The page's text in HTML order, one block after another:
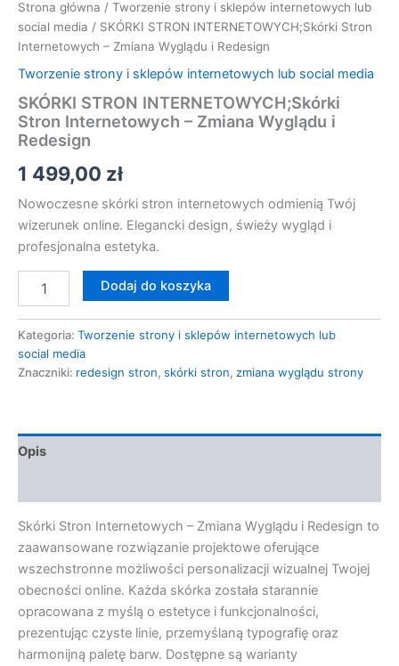
Strona główna / Tworzenie strony i sklepów internetowych lub
social media / SKÓRKI STRON INTERNETOWYCH;Skórki Stron
Internetowych – Zmiana Wyglądu i Redesign
Tworzenie strony i sklepów internetowych lub social media
SKÓRKI STRON INTERNETOWYCH;Skórki
Stron Internetowych – Zmiana Wyglądu i
Redesign
1 499,00 zł
Nowoczesne skórki stron internetowych odmienią Twój
wizerunek online. Elegancki design, świeży wygląd i
profesjonalna estetyka.
Dodaj do koszyka
Kategoria: Tworzenie strony i sklepów internetowych lub
social media
Znaczniki: redesign stron, skórki stron, zmiana wyglądu strony
Opis
Skórki Stron Internetowych – Zmiana Wyglądu i Redesign to
zaawansowane rozwiązanie projektowe oferujące
wszechstronne możliwości personalizacji wizualnej Twojej
obecności online. Każda skórka została starannie
opracowana z myślą o estetyce i funkcjonalności,
prezentując czyste linie, przemyślaną typografię oraz
harmonijną paletę barw. Dostępne są warianty